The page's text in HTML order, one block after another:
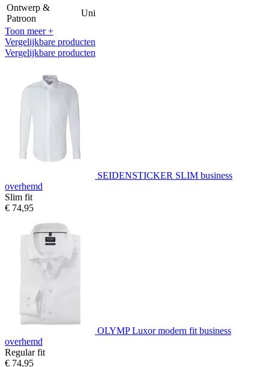
Ontwerp &
Patroon
Uni
Toon meer +
Vergelijkbare producten
Vergelijkbare producten
SEIDENSTICKER SLIM business
overhemd
Slim fit
€ 74,95
OLYMP Luxor modern fit business
overhemd
Regular fit
€ 74,95